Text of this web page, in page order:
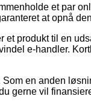
et par
at opnå
et produkt til en
e-handler.
en anden
gerne vil